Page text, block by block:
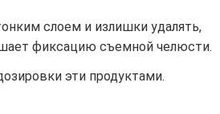
слоем и излишки удалять,
фиксацию съемной челюсти.
эти продуктами.